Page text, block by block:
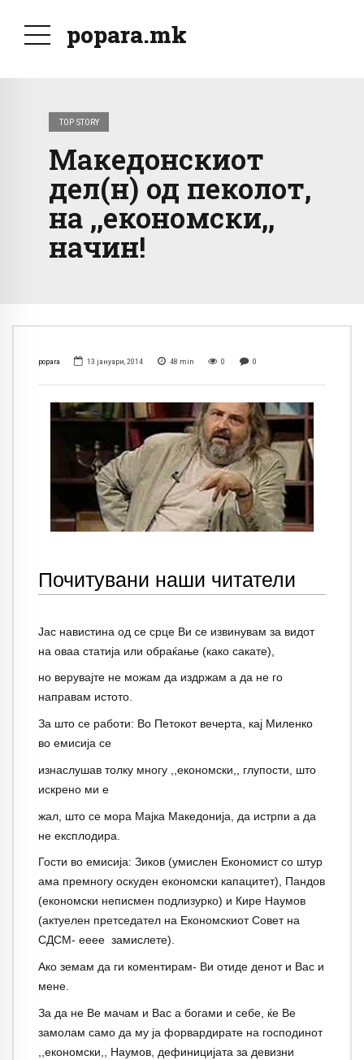
popara.mk
TOP STORY
Македонскиот
дел(н) од пеколот,
на ,,економски,,
начин!
popara 13 јануари, 2014 48 min 0 0
Почитувани наши читатели
Јас навистина од се срце Ви се извинувам за видот
на оваа статија или обраќање (како сакате),
но верувајте не можам да издржам а да не го
направам истото.
За што се работи: Во Петокот вечерта, кај Миленко
во емисија се
изнаслушав толку многу ,,економски,, глупости, што
искрено ми е
жал, што се мора Мајка Македонија, да истрпи а да
не експлодира.
Гости во емисија: Зиков (умислен Економист со штур
ама премногу оскуден економски капацитет), Пандов
(економски неписмен подлизурко) и Кире Наумов
(актуелен претседател на Економскиот Совет на
СДСМ- ееее замислете).
Ако земам да ги коментирам- Ви отиде денот и Вас и
мене.
За да не Ве мачам и Вас а богами и себе, ќе Ве
замолам само да му ја форвардирате на господинот
,,економски,, Наумов, дефиницијата за девизни